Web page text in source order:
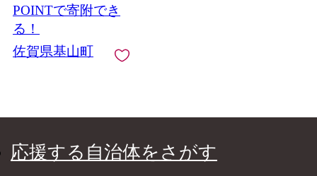
コ つぶせる 防災 熱中
症】K090065
POINTで寄附でき
る！
佐賀県基山町
応援する自治体をさがす